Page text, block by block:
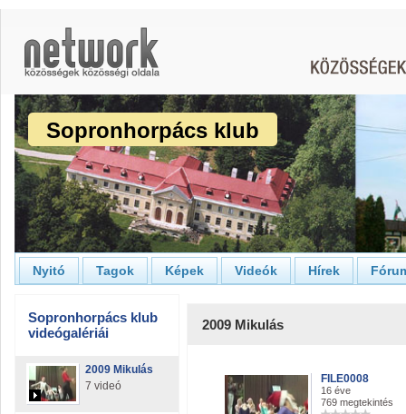
Sopronhorpács klub
Nyitó Tagok Képek Videók Hírek
Sopronhorpács klub
videógalériái
2009 Mikulás
7 videó
2009 Mikulás
FILE0008
16 éve
769 megtekintés